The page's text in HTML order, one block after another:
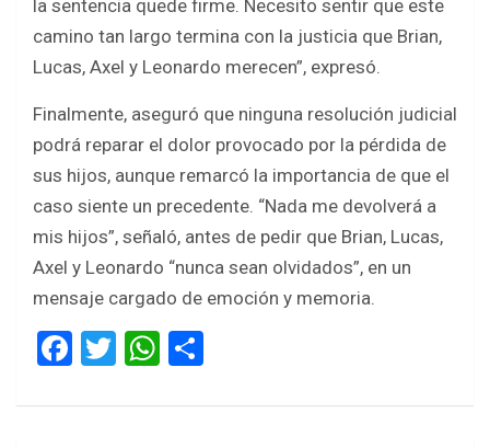
la sentencia quede firme. Necesito sentir que este
camino tan largo termina con la justicia que Brian,
Lucas, Axel y Leonardo merecen”, expresó.
Finalmente, aseguró que ninguna resolución judicial
podrá reparar el dolor provocado por la pérdida de
sus hijos, aunque remarcó la importancia de que el
caso siente un precedente. “Nada me devolverá a
mis hijos”, señaló, antes de pedir que Brian, Lucas,
Axel y Leonardo “nunca sean olvidados”, en un
mensaje cargado de emoción y memoria.
F
ce
T
tt
W
at ar